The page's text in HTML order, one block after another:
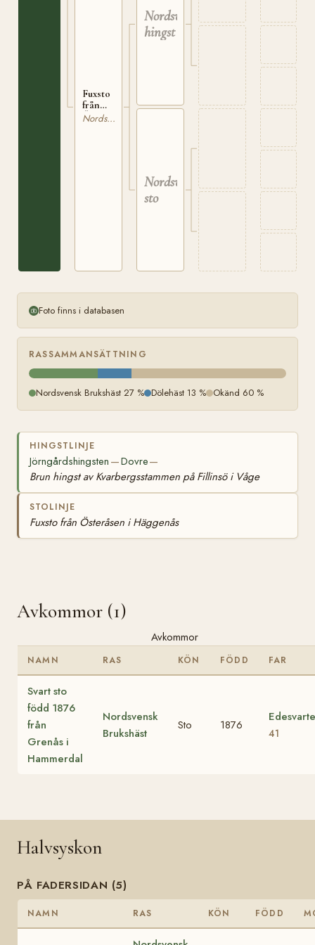
Fuxsto
från
Österåsen
Nordsvensk Brukshäst
Nordsvensk
hingst
Nordsvenskt
sto
Foto finns i databasen
RASSAMMANSÄTTNING
Nordsvensk Brukshäst 27 % Dölehäst 13 % Okänd 60 %
HINGSTLINJE
Jörngårdshingsten —Dovre—
Brun hingst av Kvarbergsstammen på Fillinsö i Våge
STOLINJE
Fuxsto från Österåsen i Häggenås
Avkommor (1)
Avkommor
NAMN RAS KÖN FÖDD FAR
Svart sto
född 1876
från
Grenås i
Hammerdal
Nordsvensk
Brukshäst
Sto 1876
41
Halvsyskon
PÅ FADERSIDAN (5)
NAMN RAS KÖN FÖDD